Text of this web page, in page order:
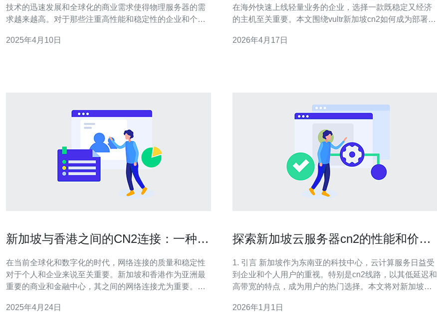
技术的迅速发展和全球化的商业需求使得物理服务器的需
求越来越高。对于那些注重高性能和稳定性的企业和个人
文将介绍新加坡CN2物理服务器的优势和特点，以及为什
2025年4月10日
在海外快速上线轻量业务的企业，选择一款既稳定又经济
的主机至关重要。本文围绕vultr新加坡cn2如何成为部署海
度、稳定性与成本，帮你找到“最好”（稳定与网络品质），
2026年4月17日
新加坡与香港之间的CN2连接：一种高
在当前全球化和数字化的时代，网络连接的质量和稳定性
对于个人和企业来说至关重要。新加坡和香港作为亚洲最
重要的商业和金融中心，其之间的网络连接尤为重要。本
用户提供高效稳定的网络体验的优势。 CN2连接是中国电
2025年4月24日
探索新加坡云服务器cn2的性能和价格
1. 引言 新加坡作为东南亚的科技中心，云计算服务日益受
到企业和个人用户的重视。特别是cn2线路，以其低延迟和
高带宽的特点，成为用户的热门选择。本文将对新加坡的
2026年1月1日